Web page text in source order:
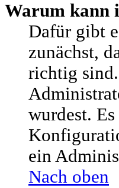
Warum kann
Dafür gibt
zunächst,
richtig
wurdest.
ein
Nach oben